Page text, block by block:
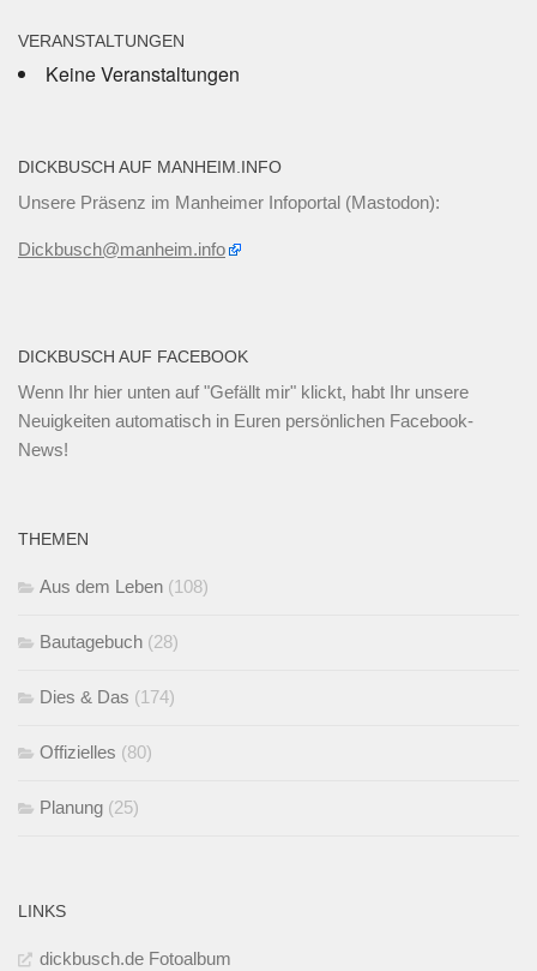
VERANSTALTUNGEN
Keine Veranstaltungen
DICKBUSCH AUF MANHEIM.INFO
Unsere Präsenz im Manheimer Infoportal (Mastodon):
Dickbusch@manheim.info
DICKBUSCH AUF FACEBOOK
Wenn Ihr hier unten auf "Gefällt mir" klickt, habt Ihr unsere
Neuigkeiten automatisch in Euren persönlichen Facebook-
News!
THEMEN
Aus dem Leben (108)
Bautagebuch (28)
Dies & Das (174)
Offizielles (80)
Planung (25)
LINKS
dickbusch.de Fotoalbum